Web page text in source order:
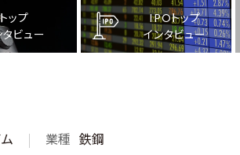
トップ
タビュー
IPOトップ
インタビュー
業種 鉄鋼